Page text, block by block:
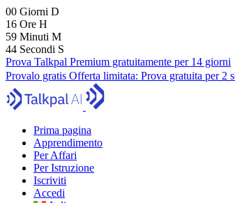
00 Giorni D
16 Ore H
59 Minuti M
43 Secondi S
Prova Talkpal Premium gratuitamente per 14 giorni
Provalo gratis Offerta limitata: Prova gratuita per 2
Prima pagina
Apprendimento
Per Affari
Per Istruzione
Iscriviti
Accedi